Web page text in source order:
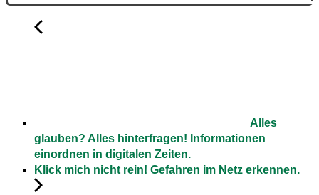
Alles
glauben? Alles hinterfragen! Informationen
einordnen in digitalen Zeiten.
Klick mich nicht rein! Gefahren im Netz erkennen.